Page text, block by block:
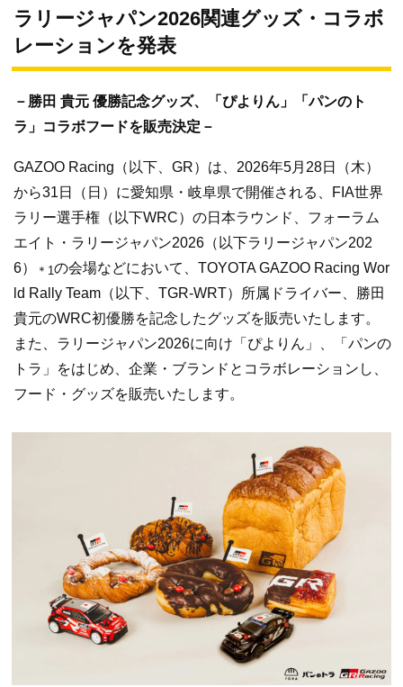
ラリージャパン2026関連グッズ・コラボ
レーションを発表
－勝田 貴元 優勝記念グッズ、「ぴよりん」「パンのト
ラ」コラボフードを販売決定－
GAZOO Racing（以下、GR）は、2026年5月28日（木）
から31日（日）に愛知県・岐阜県で開催される、FIA世界
ラリー選手権（以下WRC）の日本ラウンド、フォーラム
エイト・ラリージャパン2026（以下ラリージャパン202
6）
＊1の会場などにおいて、TOYOTA GAZOO Racing Wor
ld Rally Team（以下、TGR-WRT）所属ドライバー、勝田
貴元のWRC初優勝を記念したグッズを販売いたします。
また、ラリージャパン2026に向け「ぴよりん」、「パンの
トラ」をはじめ、企業・ブランドとコラボレーションし、
フード・グッズを販売いたします。